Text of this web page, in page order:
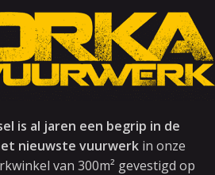
is al jaren een begrip in de
nieuwste vuurwerk in onze
van 300m² gevestigd op